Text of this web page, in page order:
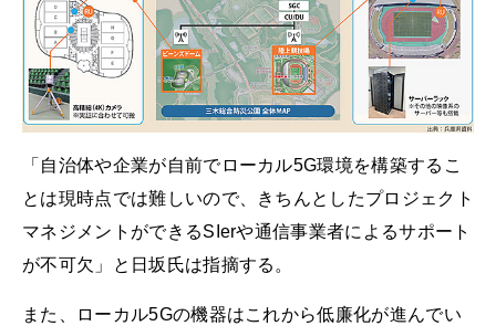
「自治体や企業が自前でローカル5G環境を構築するこ
とは現時点では難しいので、きちんとしたプロジェクト
マネジメントができるSIerや通信事業者によるサポート
が不可欠」と日坂氏は指摘する。
また、ローカル5Gの機器はこれから低廉化が進んでい